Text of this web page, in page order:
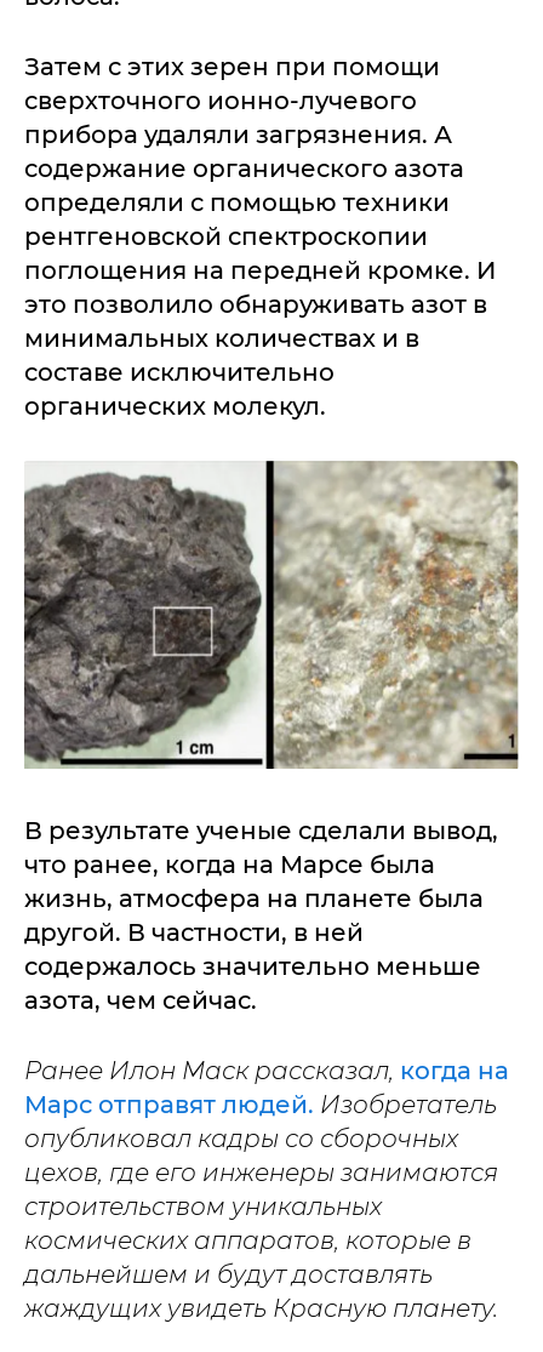
Затем с этих зерен при помощи
сверхточного ионно-лучевого
прибора удаляли загрязнения. А
содержание органического азота
определяли с помощью техники
рентгеновской спектроскопии
поглощения на передней кромке. И
это позволило обнаруживать азот в
минимальных количествах и в
составе исключительно
органических молекул.
В результате ученые сделали вывод,
что ранее, когда на Марсе была
жизнь, атмосфера на планете была
другой. В частности, в ней
содержалось значительно меньше
азота, чем сейчас.
Ранее Илон Маск рассказал, когда на
Марс отправят людей. Изобретатель
опубликовал кадры со сборочных
цехов, где его инженеры занимаются
строительством уникальных
космических аппаратов, которые в
дальнейшем и будут доставлять
жаждущих увидеть Красную планету.